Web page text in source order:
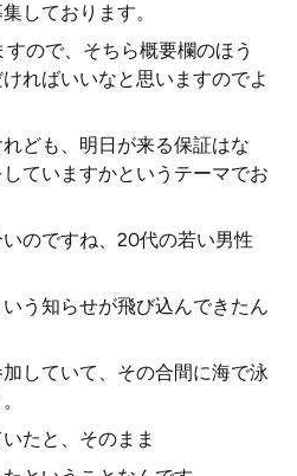
しております。
ので、そちら概要欄のほう
ればいいなと思いますのでよ
ども、明日が来る保証はな
ていますかというテーマでお
のですね、20代の若い男性
う知らせが飛び込んできたん
していて、その合間に海で泳
たと、そのまま